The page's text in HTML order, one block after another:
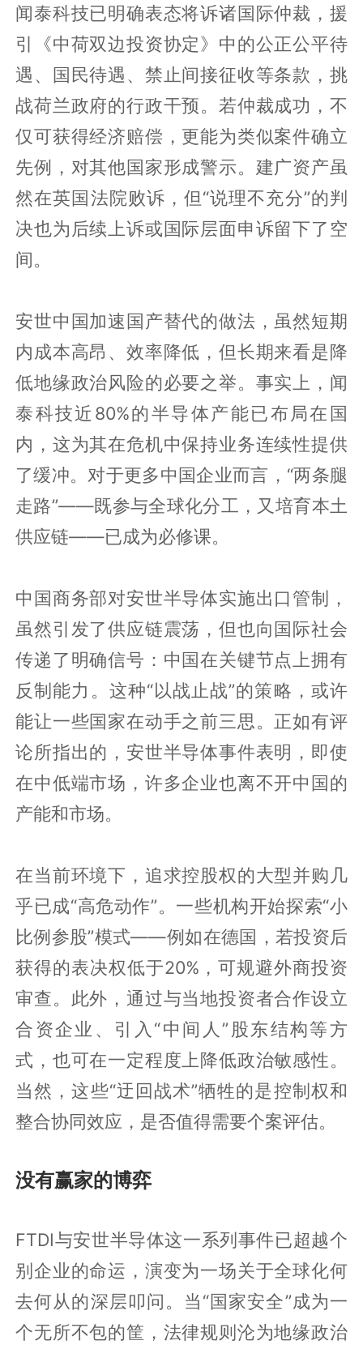
闻泰科技已明确表态将诉诸国际仲裁，援
引《中荷双边投资协定》中的公正公平待
遇、国民待遇、禁止间接征收等条款，挑
战荷兰政府的行政干预。若仲裁成功，不
仅可获得经济赔偿，更能为类似案件确立
先例，对其他国家形成警示。建广资产虽
然在英国法院败诉，但“说理不充分”的判
决也为后续上诉或国际层面申诉留下了空
间。
安世中国加速国产替代的做法，虽然短期
内成本高昂、效率降低，但长期来看是降
低地缘政治风险的必要之举。事实上，闻
泰科技近80%的半导体产能已布局在国
内，这为其在危机中保持业务连续性提供
了缓冲。对于更多中国企业而言，“两条腿
走路”——既参与全球化分工，又培育本土
供应链——已成为必修课。
中国商务部对安世半导体实施出口管制，
虽然引发了供应链震荡，但也向国际社会
传递了明确信号：中国在关键节点上拥有
反制能力。这种“以战止战”的策略，或许
能让一些国家在动手之前三思。正如有评
论所指出的，安世半导体事件表明，即使
在中低端市场，许多企业也离不开中国的
产能和市场。
在当前环境下，追求控股权的大型并购几
乎已成“高危动作”。一些机构开始探索“小
比例参股”模式——例如在德国，若投资后
获得的表决权低于20%，可规避外商投资
审查。此外，通过与当地投资者合作设立
合资企业、引入“中间人”股东结构等方
式，也可在一定程度上降低政治敏感性。
当然，这些“迂回战术”牺牲的是控制权和
整合协同效应，是否值得需要个案评估。
没有赢家的博弈
FTDI与安世半导体这一系列事件已超越个
别企业的命运，演变为一场关于全球化何
去何从的深层叩问。当“国家安全”成为一
个无所不包的筐，法律规则沦为地缘政治